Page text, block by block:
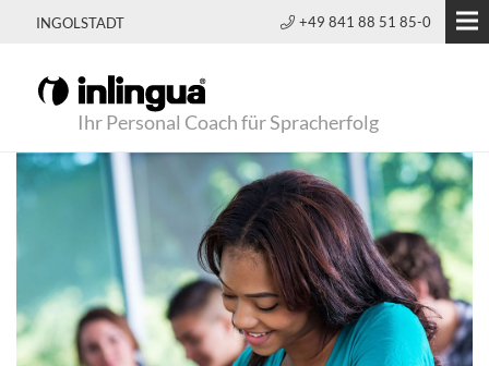
INGOLSTADT +49 841 88 51 85-0
Ihr Personal Coach für Spracherfolg